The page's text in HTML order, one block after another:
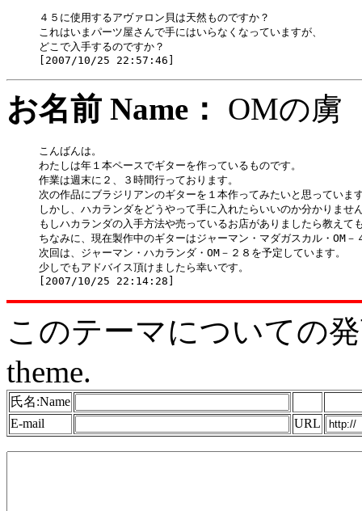
４５に使用するアヴァロン貝は天然ものですか？
これはいまパーツ屋さんで手にはいらなくなっていますが、
どこで入手するのですか？
お名前 Name： OM
こんばんは。
わたしは年１本ペースでギターを作っているものです。
作業は週末に２、３時間行っております。
次の作品にブラジリアンのギターを１本作ってみたいと思っていま
しかし、ハカランダをどうやって手に入れたらいいのか分かりませ
もしハカランダの入手方法や売っているお店がありましたら教え
ちなみに、現在製作中のギターはジャーマン・マダガスカル・OM－
次回は、ジャーマン・ハカランダ・OM－２８を予定しています。
少しでもアドバイス頂けましたら幸いです。
このテーマについての
theme.
氏名:Name
E-mail
URL